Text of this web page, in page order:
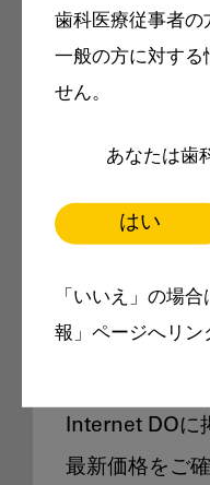
歯科医療従事者の
一般の方に対する
せん。
あなたは歯
はい
「いいえ」の場
報」ページへリン
製品
Internet DOに
最新価格をご